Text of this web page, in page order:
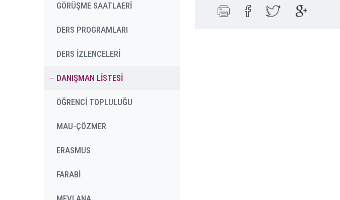
GÖRÜŞME SAATLAERİ
DERS PROGRAMLARI
DERS İZLENCELERİ
DANIŞMAN LİSTESİ
ÖĞRENCİ TOPLULUĞU
MAU-ÇÖZMER
ERASMUS
FARABİ